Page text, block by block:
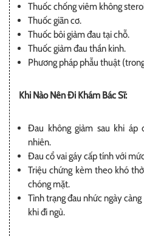
Thuốc chống viêm không
Thuốc giãn cơ.
Thuốc bôi giảm đau tại chỗ.
Thuốc giảm đau thần kinh.
Phương pháp phẫu thuật
Khi Nào Nên Đi Khám Bác Sĩ:
Đau không giảm sau khi áp
nhiên.
Đau cổ vai gáy cấp tính với
Triệu chứng kèm theo khó
chóng mặt.
Tình trạng đau nhức ngày
khi đi ngủ.